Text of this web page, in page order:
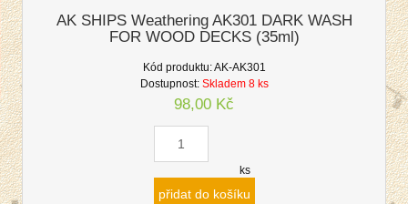
AK SHIPS Weathering AK301 DARK WASH
FOR WOOD DECKS (35ml)
Kód produktu:AK-AK301
Dostupnost: Skladem 8 ks
98,00 Kč
ks
přidat do košíku